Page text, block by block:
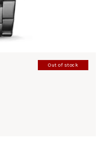
Out of stock